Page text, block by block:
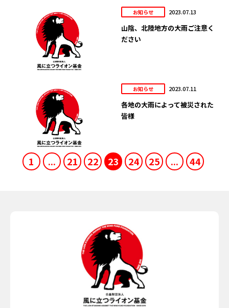
お知らせ 2023.07.13
山陰、北陸地方の大雨ご注意く
ださい
お知らせ 2023.07.11
各地の大雨によって被災された
皆様
1 ... 21 22 23 24 25 ... 44